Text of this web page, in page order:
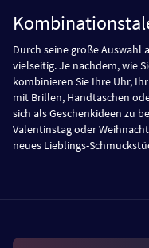
Durch seine große Auswahl
vielseitig. Je nachdem, wie
kombinieren Sie Ihre Uhr,
mit Brillen, Handtaschen
sich als Geschenkideen zu
Valentinstag oder
neues Lieblings-